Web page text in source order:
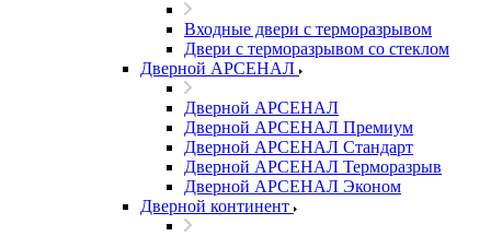
Входные двери с терморазрывом
Двери с терморазрывом со стеклом
Дверной АРСЕНАЛ
Дверной АРСЕНАЛ
Дверной АРСЕНАЛ Премиум
Дверной АРСЕНАЛ Стандарт
Дверной АРСЕНАЛ Терморазрыв
Дверной АРСЕНАЛ Эконом
Дверной континент